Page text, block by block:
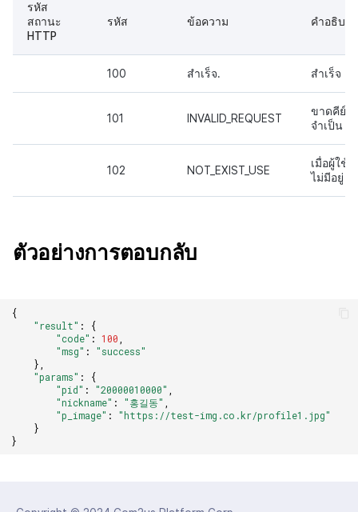
รหัส
สถานะ
HTTP
รหัส ข้อความ คำอธิบาย
100 สำเร็จ. สำเร็จ
101 INVALID_REQUEST
ขาดคีย์ที่
จำเป็น
102 NOT_EXIST_USE
เมื่อผู้ใช้
ไม่มีอยู่
ตัวอย่างการตอบกลับ
{
"result" :
{
"code" : 100
"msg" :
"success"
},
"params" :
{
"pid" : "20000010000"
"nickname" : "홍길동"
"p_image" :
"https://test-img.co.kr/profile1.jpg"
}
}